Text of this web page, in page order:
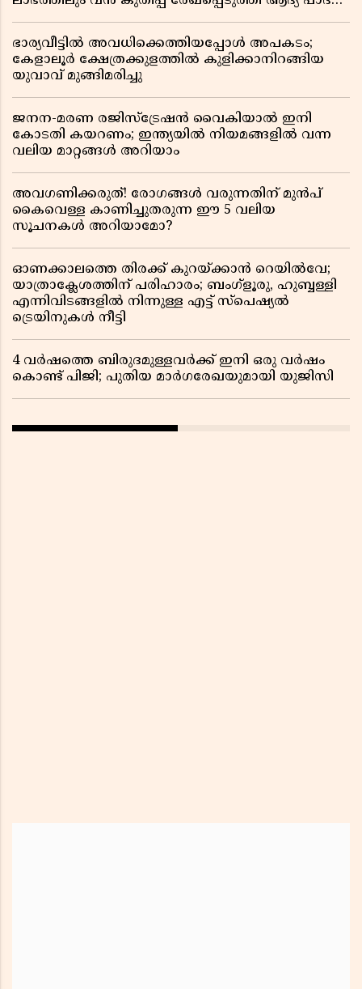
ഭാര്യവീട്ടിൽ അവധിക്കെത്തിയപ്പോൾ അപകടം;
കേളാലൂർ ക്ഷേത്രക്കുളത്തിൽ കുളിക്കാനിറങ്ങിയ
യുവാവ് മുങ്ങിമരിച്ചു
ജനന-മരണ രജിസ്ട്രേഷൻ വൈകിയാൽ ഇനി
കോടതി കയറണം; ഇന്ത്യയിൽ നിയമങ്ങളിൽ വന്ന
വലിയ മാറ്റങ്ങൾ അറിയാം
അവഗണിക്കരുത്! രോഗങ്ങൾ വരുന്നതിന് മുൻപ്
കൈവെള്ള കാണിച്ചുതരുന്ന ഈ 5 വലിയ
സൂചനകൾ അറിയാമോ?
ഓണക്കാലത്തെ തിരക്ക് കുറയ്ക്കാൻ റെയിൽവേ;
യാത്രാക്ലേശത്തിന് പരിഹാരം; ബംഗ്ളൂരു, ഹുബ്ബള്ളി
എന്നിവിടങ്ങളിൽ നിന്നുള്ള എട്ട് സ്പെഷ്യൽ
ട്രെയിനുകൾ നീട്ടി
4 വർഷത്തെ ബിരുദമുള്ളവർക്ക് ഇനി ഒരു വർഷം
കൊണ്ട് പിജി; പുതിയ മാർഗരേഖയുമായി യുജിസി